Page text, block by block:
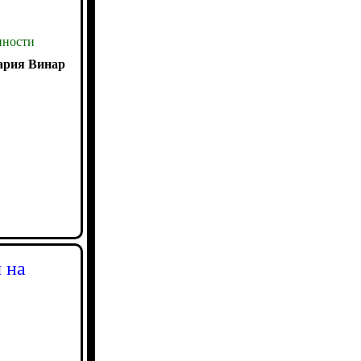
Винар
на